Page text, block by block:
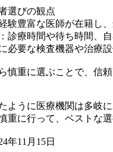
選びの観点
験豊富な医師が在籍し
診療時間や待ち時間、
必要な検査機器や治療
慎重に選ぶことで、信
ように医療機関は多岐
重に行って、ベストな選
年11月15日